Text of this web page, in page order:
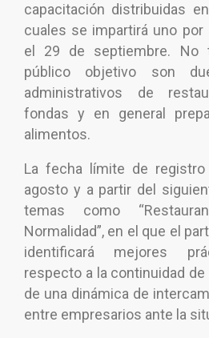
capacitación distribuidas
cuales se impartirá uno
el 29 de septiembre. No
público objetivo son
administrativos de
fondas y en general
alimentos.
La fecha límite de
agosto y a partir del
temas como
Normalidad”, en el que el
identificará mejores
respecto a la continuidad
de una dinámica de
entre empresarios ante la